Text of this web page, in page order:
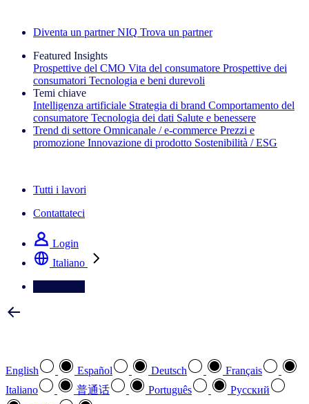
Diventa un partner NIQ Trova un partner
Featured Insights
Prospettive del CMO Vita del consumatore Prospettive dei
consumatori Tecnologia e beni durevoli
Temi chiave
Intelligenza artificiale Strategia di brand Comportamento del
consumatore Tecnologia dei dati Salute e benessere
Trend di settore Omnicanale / e‑commerce Prezzi e
promozione Innovazione di prodotto Sostenibilità / ESG
Tutti i lavori
Contattateci
Login
Italiano
English Español Deutsch
Français
Italiano
普通话 Português
Pусский